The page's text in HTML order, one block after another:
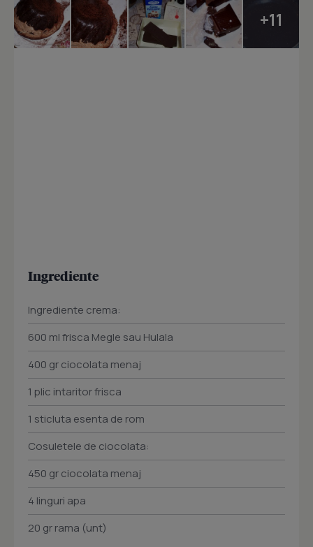
+11
Ingrediente
Ingrediente crema:
600 ml frisca Megle sau Hulala
400 gr ciocolata menaj
1 plic intaritor frisca
1 sticluta esenta de rom
Cosuletele de ciocolata:
450 gr ciocolata menaj
4 linguri apa
20 gr rama (unt)